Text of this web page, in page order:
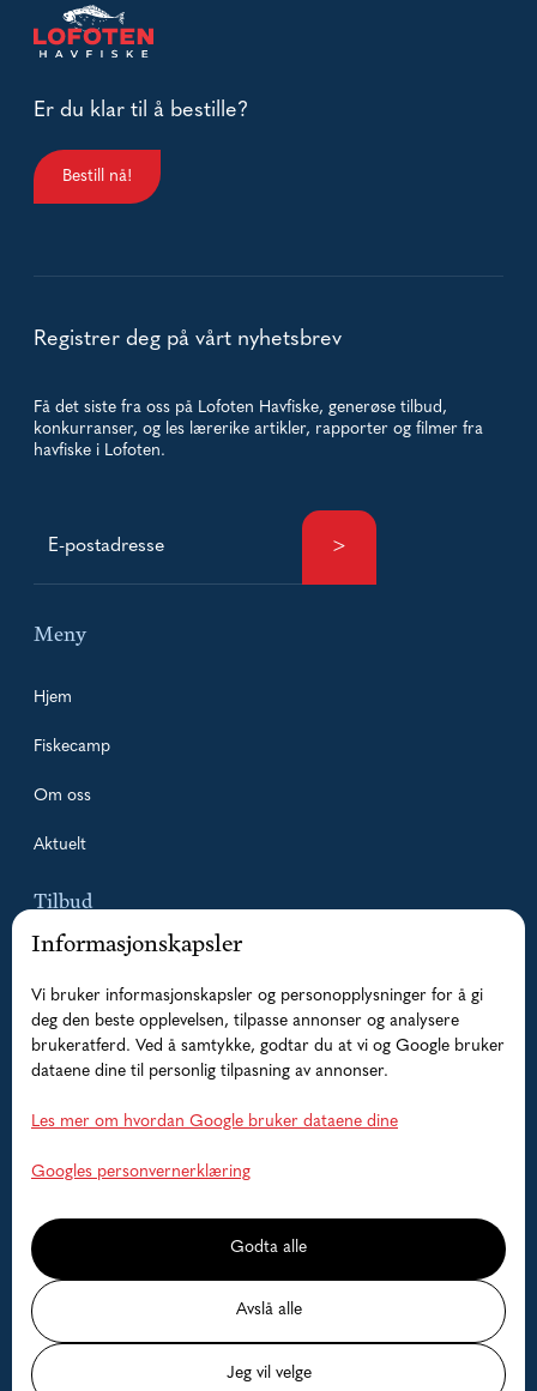
Informasjonskapsler
Vi bruker informasjonskapsler og personopplysninger for å gi
deg den beste opplevelsen, tilpasse annonser og analysere
brukeratferd. Ved å samtykke, godtar du at vi og Google bruker
dataene dine til personlig tilpasning av annonser.
Les mer om hvordan Google bruker dataene dine
Googles personvernerklæring
Avslå alle
Jeg vil velge
Godta alle
Er du klar til å bestille?
Bestill nå!
Registrer deg på vårt nyhetsbrev
Få det siste fra oss på Lofoten Havfiske, generøse tilbud,
konkurranser, og les lærerike artikler, rapporter og filmer fra
havfiske i Lofoten.
Meny
Hjem
Fiskecamp
Om oss
Aktuelt
Tilbud
Guidede fisketurer
Overnatting
Båter
Hjelp
Faq
Kontakt oss
Ledige datoer